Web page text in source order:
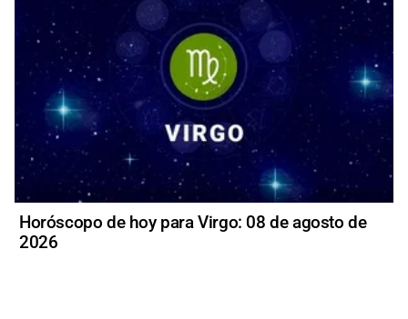
Horóscopo de hoy para Virgo: 08 de agosto de
2026